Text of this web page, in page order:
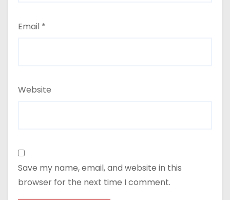
Email *
Website
Save my name, email, and website in this
browser for the next time I comment.